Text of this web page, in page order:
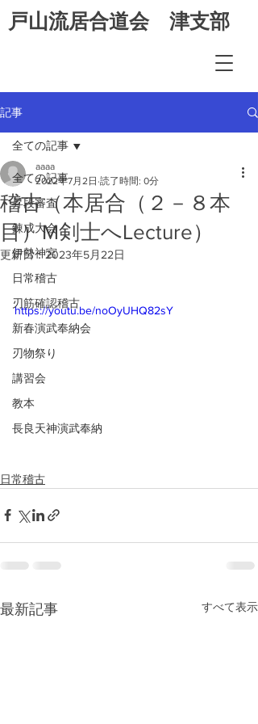
​戸山流居合道会 津支部
記事
全ての記事
昇段審査
錬成大会
伊勢神宮
日常稽古
刃筋確認稽古
新春演武奉納会
刃物祭り
講習会
教本
長良天神演武奉納
全ての記事
稽古（本居合（２－８本
目）M剣士へLecture）
aaaa
2022年7月2日 読了時間: 0分
更新日：2023年5月22日
https://youtu.be/noOyUHQ82sY
日常稽古
最新記事 すべて表示